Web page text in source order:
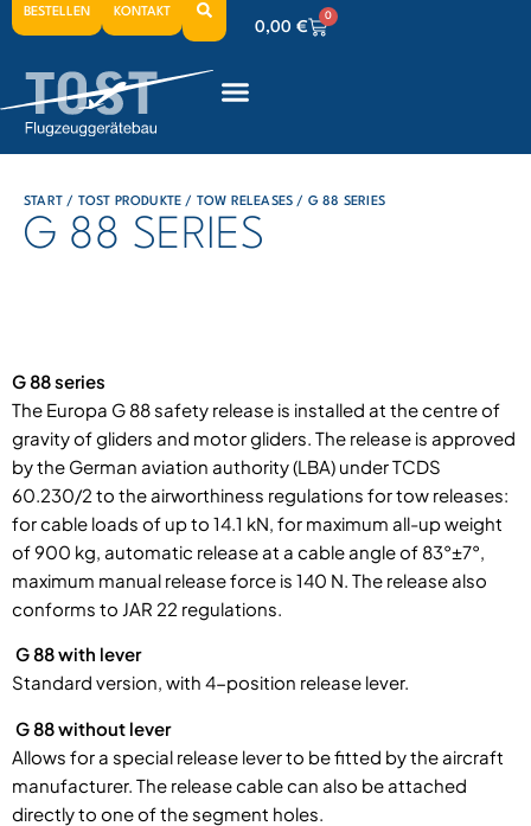
BESTELLEN KONTAKT
0,00 €
0
0,00€ 0
0,00€ 0
START / TOST PRODUKTE / TOW RELEASES / G 88 SERIES
G 88 SERIES
G 88 series
The Europa G 88 safety release is installed at the centre of
gravity of gliders and motor gliders. The release is approved
by the German aviation authority (LBA) under TCDS
60.230/2 to the airworthiness regulations for tow releases:
for cable loads of up to 14.1 kN, for maximum all-up weight
of 900 kg, automatic release at a cable angle of 83°±7°,
maximum manual release force is 140 N. The release also
conforms to JAR 22 regulations.
G 88 with lever
Standard version, with 4-position release lever.
G 88 without lever
Allows for a special release lever to be fitted by the aircraft
manufacturer. The release cable can also be attached
directly to one of the segment holes.